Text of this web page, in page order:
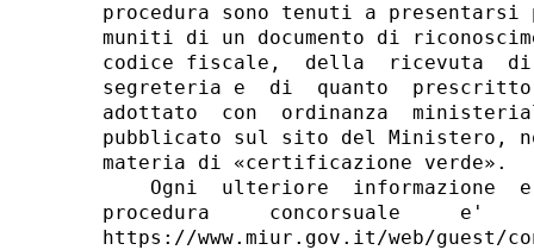
procedura sono tenuti a
muniti di un documento di
codice fiscale,  della  ricevuta  di
segreteria e  di  quanto
adottato  con  ordinanza
pubblicato sul sito del Ministero,
materia di «certificazione verde».
Ogni  ulteriore  informazione
procedura     concorsuale     e'
https://www.miur.gov.it/web/guest/